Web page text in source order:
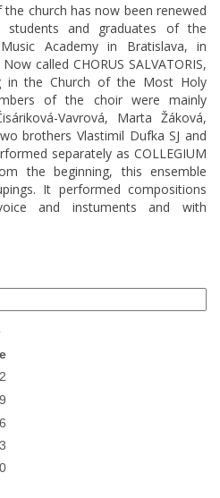
church has now been renewed
and graduates of the
Academy in Bratislava, in
called CHORUS SALVATORIS,
in the Church of the Most Holy
of the choir were mainly
Vavrová, Marta Žáková,
brothers Vlastimil Dufka SJ and
separately as COLLEGIUM
the beginning, this ensemble
It performed compositions
and instuments and with
2
9